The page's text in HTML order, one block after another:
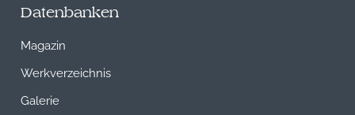
Datenbanken
Magazin
Werkverzeichnis
Galerie